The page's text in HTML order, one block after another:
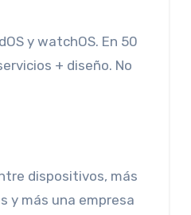
y watchOS. En 50
+ diseño. No
dispositivos, más
y más una empresa